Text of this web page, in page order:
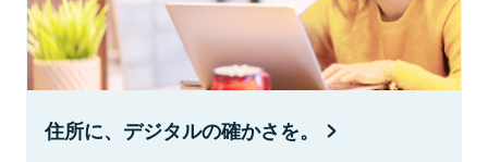
住所に、デジタルの確かさを。